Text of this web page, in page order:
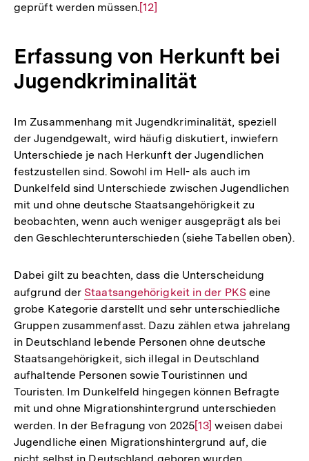
geprüft werden müssen.Zur
Fußnote
[12]
Erfassung von Herkunft bei
Jugendkriminalität
Im Zusammenhang mit Jugendkriminalität, speziell
der Jugendgewalt, wird häufig diskutiert, inwiefern
Unterschiede je nach Herkunft der Jugendlichen
festzustellen sind. Sowohl im Hell- als auch im
Dunkelfeld sind Unterschiede zwischen Jugendlichen
mit und ohne deutsche Staatsangehörigkeit zu
beobachten, wenn auch weniger ausgeprägt als bei
den Geschlechterunterschieden (siehe Tabellen oben).
Dabei gilt zu beachten, dass die Unterscheidung
aufgrund der Interner
Link:
Staatsangehörigkeit in der PKSeine
grobe Kategorie darstellt und sehr unterschiedliche
Gruppen zusammenfasst. Dazu zählen etwa jahrelang
in Deutschland lebende Personen ohne deutsche
Staatsangehörigkeit, sich illegal in Deutschland
aufhaltende Personen sowie Touristinnen und
Touristen. Im Dunkelfeld hingegen können Befragte
mit und ohne Migrationshintergrund unterschieden
werden. In der Befragung von 2025Zur
Auflösung
[13] weisen dabei
Jugendliche einen Migrationshintergrund auf, die